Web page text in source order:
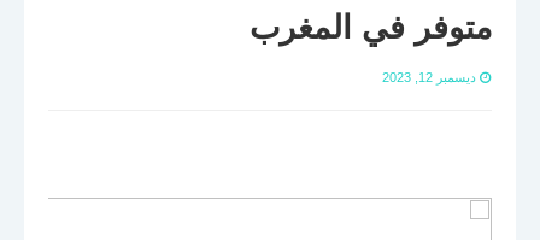
متوفر في المغرب
ديسمبر 12, 2023